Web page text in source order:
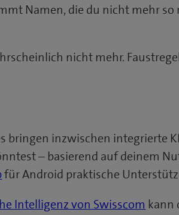
Namen, die du nicht mehr
nicht mehr.
bringen inzwischen integrierte
– basierend auf deinem
für Android praktische
Intelligenz von Swisscom kann